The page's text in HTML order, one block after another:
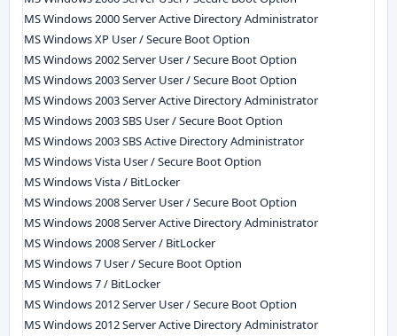
MS Windows 2000 Server Active Directory Administrator
MS Windows XP User / Secure Boot Option
MS Windows 2002 Server User / Secure Boot Option
MS Windows 2003 Server User / Secure Boot Option
MS Windows 2003 Server Active Directory Administrator
MS Windows 2003 SBS User / Secure Boot Option
MS Windows 2003 SBS Active Directory Administrator
MS Windows Vista User / Secure Boot Option
MS Windows Vista / BitLocker
MS Windows 2008 Server User / Secure Boot Option
MS Windows 2008 Server Active Directory Administrator
MS Windows 2008 Server / BitLocker
MS Windows 7 User / Secure Boot Option
MS Windows 7 / BitLocker
MS Windows 2012 Server User / Secure Boot Option
MS Windows 2012 Server Active Directory Administrator